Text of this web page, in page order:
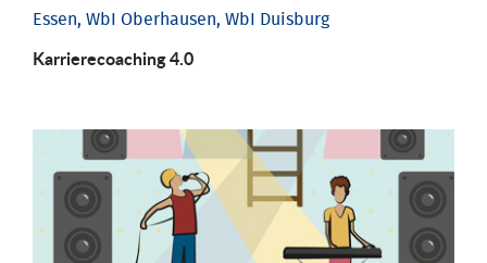
Essen, WbI Oberhausen, WbI Duisburg
Karriere­coaching 4.0